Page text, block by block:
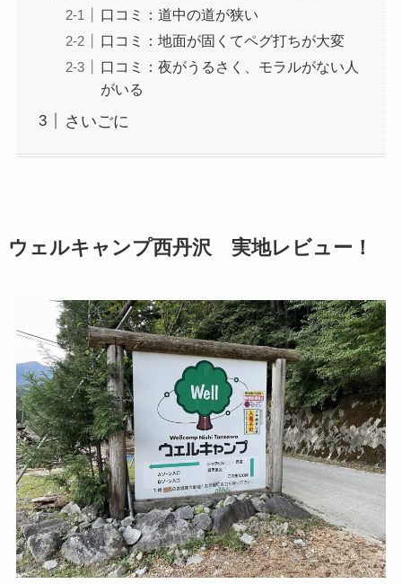
口コミ：道中の道が狭い
口コミ：地面が固くてペグ打ちが大変
口コミ：夜がうるさく、モラルがない人
がいる
さいごに
ウェルキャンプ西丹沢 実地レビュー！